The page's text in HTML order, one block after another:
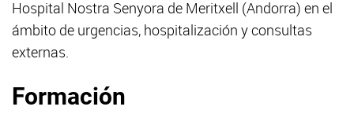
Hospital Nostra Senyora de Meritxell (Andorra) en el
ámbito de urgencias, hospitalización y consultas
externas.
Formación